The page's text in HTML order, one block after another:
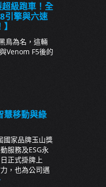
超級跑車！全
擎與六速
鳥為名，這輛
Venom F5後的
慧移動與綠
國家品牌玉山獎
服務及ESG永
正式掛牌上
，也為公司邁